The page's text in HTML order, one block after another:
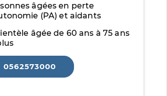
âgées en perte
(PA) et aidants
âgée de 60 ans à 75 ans
0562573000